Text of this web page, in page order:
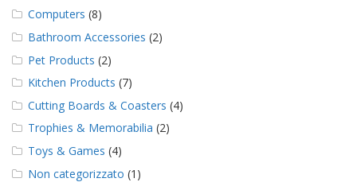
Computers (8)
Bathroom Accessories (2)
Pet Products (2)
Kitchen Products (7)
Cutting Boards & Coasters (4)
Trophies & Memorabilia (2)
Toys & Games (4)
Non categorizzato (1)